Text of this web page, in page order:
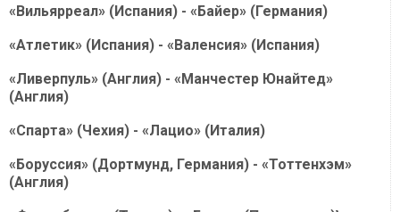
«Вильярреал» (Испания) - «Байер» (Германия)
«Атлетик» (Испания) - «Валенсия» (Испания)
«Ливерпуль» (Англия) - «Манчестер Юнайтед»
(Англия)
«Спарта» (Чехия) - «Лацио» (Италия)
«Боруссия» (Дортмунд, Германия) - «Тоттенхэм»
(Англия)